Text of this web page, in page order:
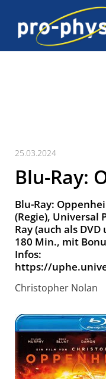
25.03.2024
Blu-Ray:
Blu-Ray:
(Regie), Universal
Ray (auch als
180 Min., mit
Infos:
https://
Christopher Nolan